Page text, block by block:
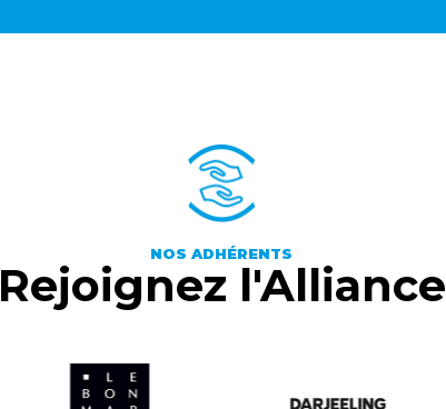
NOS ADHÉRENTS
Rejoignez l'Alliance